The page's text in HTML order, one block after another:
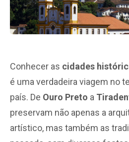
Conhecer as cidades
é uma verdadeira viagem no
país. De Ouro Preto a
preservam não apenas a
artístico, mas também as